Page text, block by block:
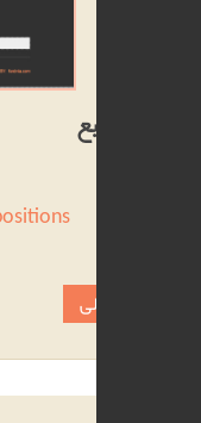
joomla/positions